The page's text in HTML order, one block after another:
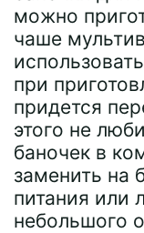
можно
чаше
при
придется
этого не
баночек в
заменить на
питания или
небольшого